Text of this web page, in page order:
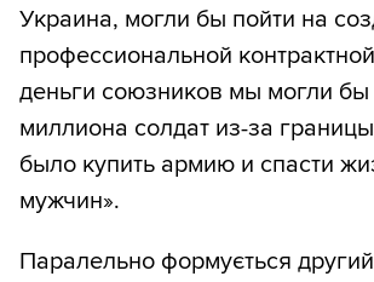
Украина, могли бы пойти на
профессиональной
деньги союзников мы могли бы
миллиона солдат из-за
было купить армию и спасти
мужчин».
Паралельно формується